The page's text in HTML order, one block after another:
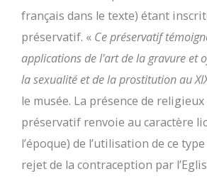
français dans le texte) étant
préservatif. « Ce préservatif
applications de l'art de la gravure et
la sexualité et de la prostitution au
le musée. La présence de
préservatif renvoie au caractère
l’époque) de l’utilisation de ce
rejet de la contraception par